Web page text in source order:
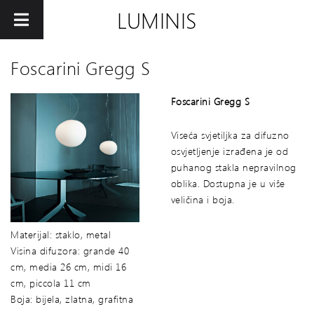
LUMINIS
Foscarini Gregg S
Materijal: staklo, metal
Visina difuzora: grande 40
cm, media 26 cm, midi 16
cm, piccola 11 cm
Boja: bijela, zlatna, grafitna
Foscarini Gregg S
Viseća svjetiljka za difuzno
osvjetljenje izrađena je od
puhanog stakla nepravilnog
oblika. Dostupna je u više
veličina i boja.